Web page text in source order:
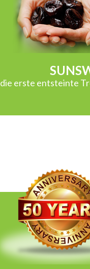
die erste entsteinte